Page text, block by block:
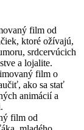
film od
ktoré ožívajú,
srdcervúcich
a lojalite.
film o
ako sa stať
animácií a
film od